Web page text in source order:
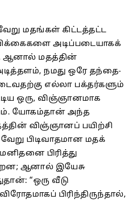
மதங்கள்‌ கிட்டத்தட்ட
அடிப்படையாகக்‌
மதத்தின்‌
நமது ஒரே தந்தை-
எல்லா பக்தர்களும்‌
ஒரு, விஞ்ஞானமாக
யோகம்தான்‌ அந்த
விஞ்ஞானப்‌ பயிற்சி
பிடிவாதமான மதக்‌
பிரித்து
ஆனால்‌ இயேசு
“ஒரு வீடு
பிரிந்திருந்தால்‌,